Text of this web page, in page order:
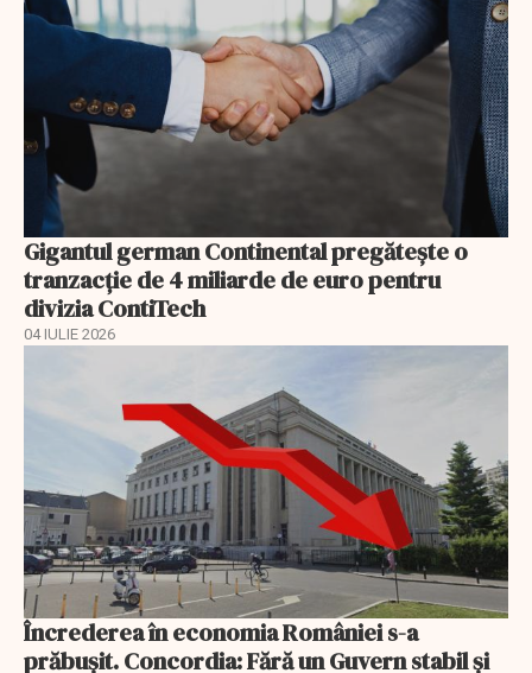
Gigantul german Continental pregătește o
tranzacție de 4 miliarde de euro pentru
divizia ContiTech
04 IULIE 2026
Încrederea în economia României s-a
prăbușit. Concordia: Fără un Guvern stabil și